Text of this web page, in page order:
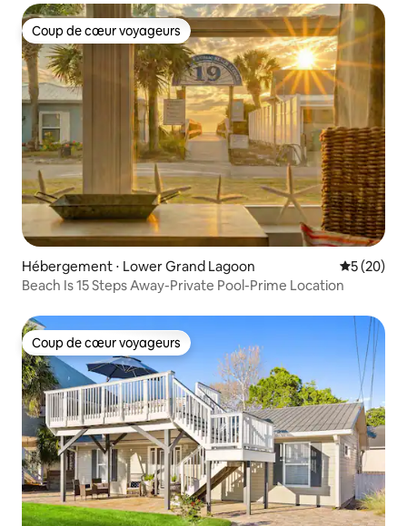
Coup de cœur voyageurs
Coup de cœur voyageurs
Hébergement ⋅ Lower Grand Lagoon
5 (20)
Beach Is 15 Steps Away-Private Pool-Prime Location
Coup de cœur voyageurs
Coup de cœur voyageurs